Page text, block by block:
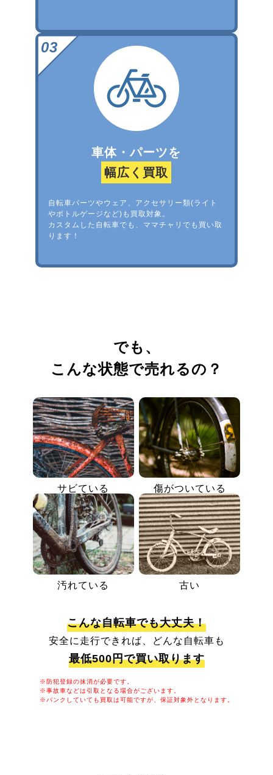
車体・パーツを
幅広く買取
自転車パーツやウェア、アクセサリー類(ライト
やボトルゲージなど)も買取対象。
カスタムした自転車でも、ママチャリでも買い取
ります！
でも、
こんな状態で売れるの？
サビている 傷がついている
汚れている 古い
こんな自転車でも大丈夫！
安全に走行できれば、どんな自転車も
最低500円で買い取ります
※防犯登録の抹消が必要です。
※事故車などは引取となる場合がございます。
※パンクしていても買取は可能ですが、保証対象外となります。